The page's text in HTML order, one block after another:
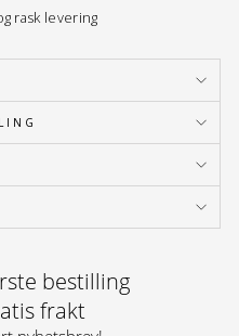
rask levering
bestilling
frakt